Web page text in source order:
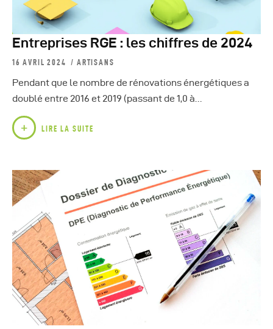
Entreprises RGE : les chiffres de 2024
16 AVRIL 2024 ARTISANS
Pendant que le nombre de rénovations énergétiques a
doublé entre 2016 et 2019 (passant de 1,0 à…
LIRE LA SUITE